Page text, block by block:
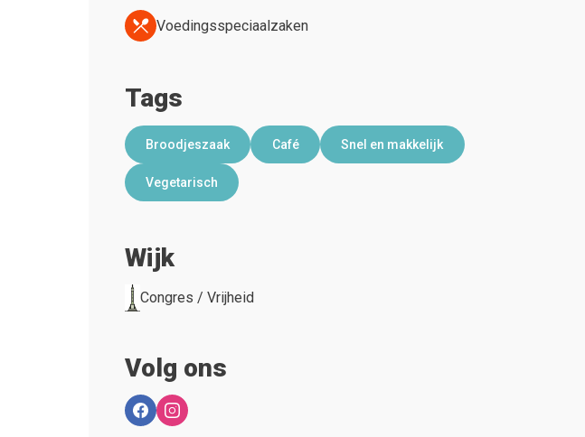
Voedingsspeciaalzaken
Tags
Broodjeszaak Café Snel en makkelijk
Vegetarisch
Wijk
Congres / Vrijheid
Volg ons